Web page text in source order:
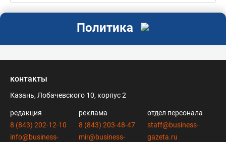
Политика
контакты
Казань, Лобачевского 10, корпус 2
редакция
8 (843) 202-12-10
info@business-
реклама
8 (843) 203-48-47
mir@business-
отдел персонала
staff@business-
gazeta.ru